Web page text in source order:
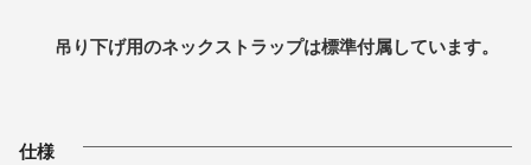
吊り下げ用のネックストラップは標準付属しています。
仕様